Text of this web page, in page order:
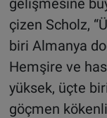
çizen Scholz,
biri Almanya
Hemşire ve
yüksek, üçte
göçmen